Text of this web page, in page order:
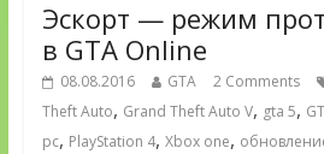
Эскорт — режим
в GTA Online
08.08.2016 GTA 2 Comments
Theft Auto, Grand Theft Auto V, gta 5,
pc, PlayStation 4, Xbox one,